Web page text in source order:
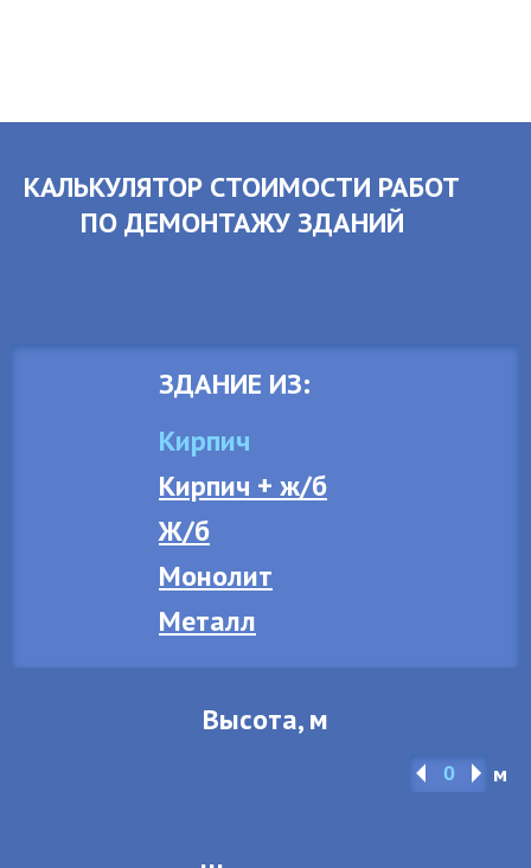
КАЛЬКУЛЯТОР СТОИМОСТИ РАБОТ
ПО ДЕМОНТАЖУ ЗДАНИЙ
ЗДАНИЕ ИЗ:
Кирпич
Кирпич + ж/б
Ж/б
Монолит
Металл
Высота, м
м